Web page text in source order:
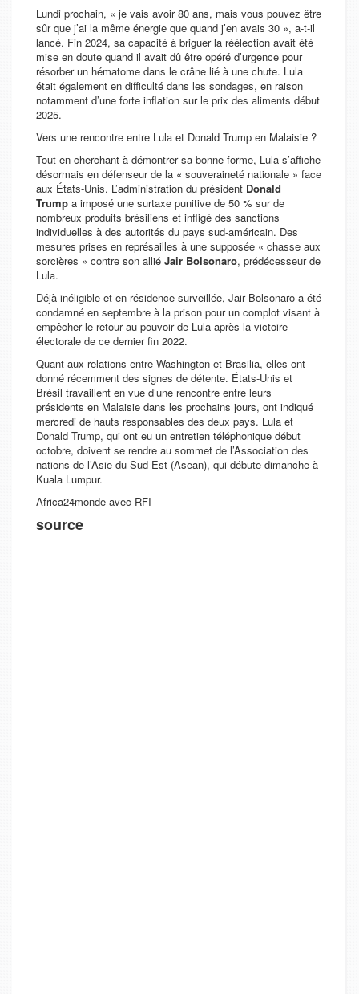
Lundi prochain, « je vais avoir 80 ans, mais vous pouvez être
sûr que j’ai la même énergie que quand j’en avais 30 », a-t-il
lancé. Fin 2024, sa capacité à briguer la réélection avait été
mise en doute quand il avait dû être opéré d’urgence pour
résorber un hématome dans le crâne lié à une chute. Lula
était également en difficulté dans les sondages, en raison
notamment d’une forte inflation sur le prix des aliments début
2025.
Vers une rencontre entre Lula et Donald Trump en Malaisie ?
Tout en cherchant à démontrer sa bonne forme, Lula s’affiche
désormais en défenseur de la « souveraineté nationale » face
aux États-Unis. L’administration du président Donald
Trump a imposé une surtaxe punitive de 50 % sur de
nombreux produits brésiliens et infligé des sanctions
individuelles à des autorités du pays sud-américain. Des
mesures prises en représailles à une supposée « chasse aux
sorcières » contre son allié Jair Bolsonaro, prédécesseur de
Lula.
Déjà inéligible et en résidence surveillée, Jair Bolsonaro a été
condamné en septembre à la prison pour un complot visant à
empêcher le retour au pouvoir de Lula après la victoire
électorale de ce dernier fin 2022.
Quant aux relations entre Washington et Brasilia, elles ont
donné récemment des signes de détente. États-Unis et
Brésil travaillent en vue d’une rencontre entre leurs
présidents en Malaisie dans les prochains jours, ont indiqué
mercredi de hauts responsables des deux pays. Lula et
Donald Trump, qui ont eu un entretien téléphonique début
octobre, doivent se rendre au sommet de l’Association des
nations de l’Asie du Sud-Est (Asean), qui débute dimanche à
Kuala Lumpur.
Africa24monde avec RFI
source